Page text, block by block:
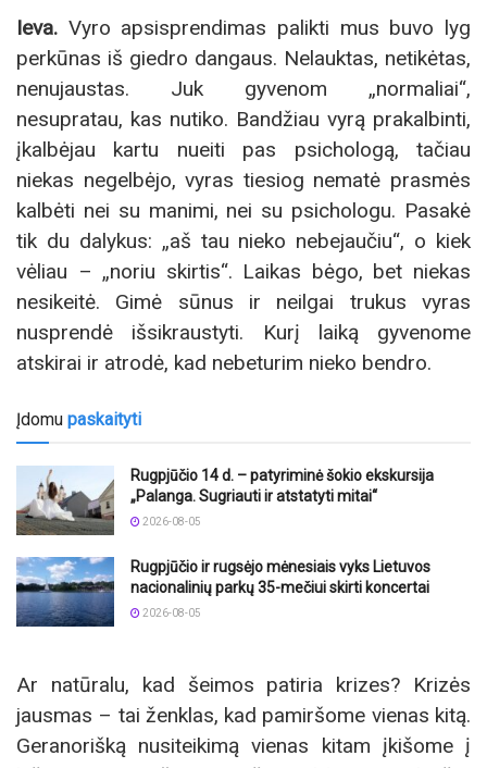
Ieva. Vyro apsisprendimas palikti mus buvo lyg
perkūnas iš giedro dangaus. Nelauktas, netikėtas,
nenujaustas. Juk gyvenom „normaliai“,
nesupratau, kas nutiko. Bandžiau vyrą prakalbinti,
įkalbėjau kartu nueiti pas psichologą, tačiau
niekas negelbėjo, vyras tiesiog nematė prasmės
kalbėti nei su manimi, nei su psichologu. Pasakė
tik du dalykus: „aš tau nieko nebejaučiu“, o kiek
vėliau – „noriu skirtis“. Laikas bėgo, bet niekas
nesikeitė. Gimė sūnus ir neilgai trukus vyras
nusprendė išsikraustyti. Kurį laiką gyvenome
atskirai ir atrodė, kad nebeturim nieko bendro.
Įdomu paskaityti
Rugpjūčio 14 d. – patyriminė šokio ekskursija
„Palanga. Sugriauti ir atstatyti mitai“
2026-08-05
Rugpjūčio ir rugsėjo mėnesiais vyks Lietuvos
nacionalinių parkų 35-mečiui skirti koncertai
2026-08-05
Ar natūralu, kad šeimos patiria krizes? Krizės
jausmas – tai ženklas, kad pamiršome vienas kitą.
Geranorišką nusiteikimą vienas kitam įkišome į